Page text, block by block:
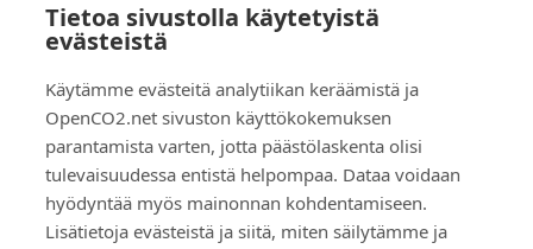
Tietoa sivustolla käytetyistä
evästeistä
Käytämme evästeitä analytiikan keräämistä ja
OpenCO2.net sivuston käyttökokemuksen
parantamista varten, jotta päästölaskenta olisi
tulevaisuudessa entistä helpompaa. Dataa voidaan
hyödyntää myös mainonnan kohdentamiseen.
Lisätietoja evästeistä ja siitä, miten säilytämme ja